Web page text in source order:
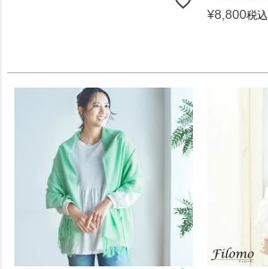
¥8,800税込